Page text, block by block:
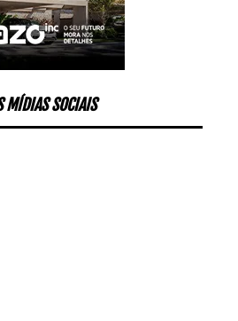
MÍDIAS SOCIAIS